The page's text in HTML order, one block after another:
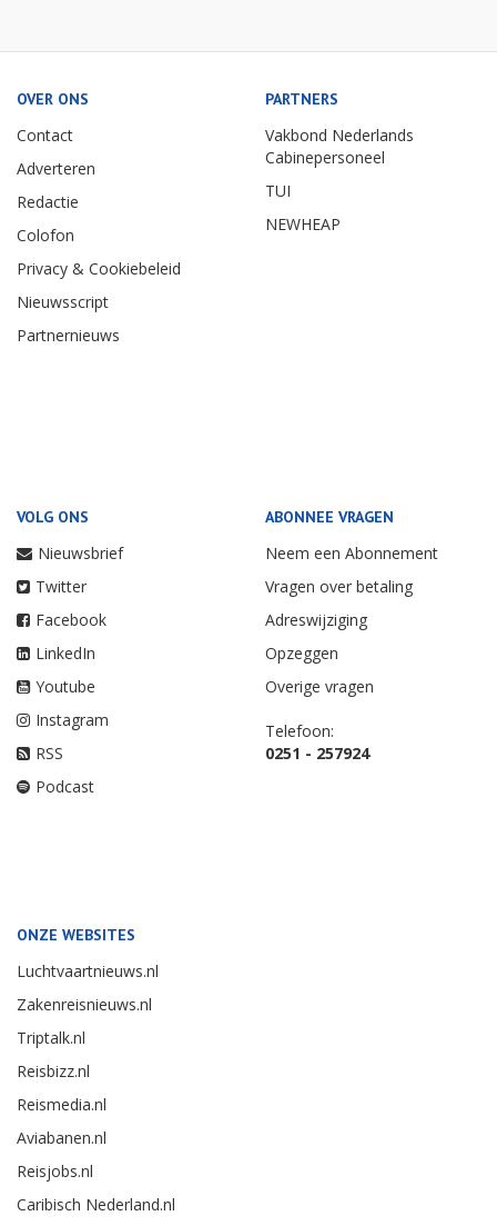
OVER ONS
Contact
Adverteren
Redactie
Colofon
Privacy & Cookiebeleid
Nieuwsscript
Partnernieuws
PARTNERS
Vakbond Nederlands
Cabinepersoneel
TUI
NEWHEAP
VOLG ONS
Nieuwsbrief
Twitter
Facebook
LinkedIn
Youtube
Instagram
RSS
Podcast
ABONNEE VRAGEN
Neem een Abonnement
Vragen over betaling
Adreswijziging
Opzeggen
Overige vragen
Telefoon:
0251 - 257924
ONZE WEBSITES
Luchtvaartnieuws.nl
Zakenreisnieuws.nl
Triptalk.nl
Reisbizz.nl
Reismedia.nl
Aviabanen.nl
Reisjobs.nl
Caribisch Nederland.nl